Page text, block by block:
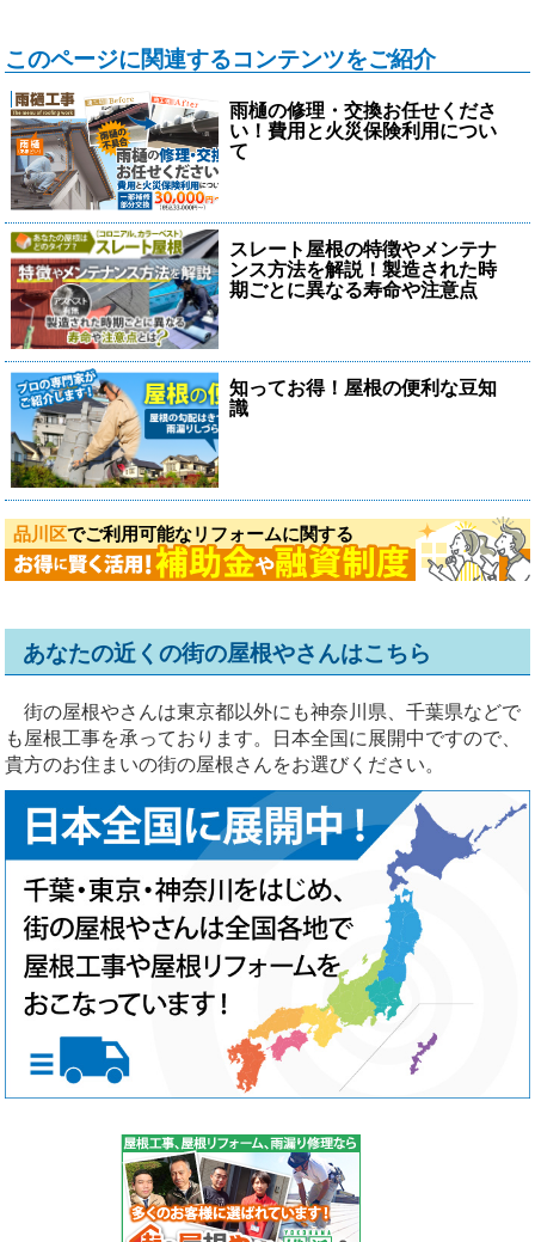
このページに関連するコンテンツをご紹介
雨樋の修理・交換お任せくださ
い！費用と火災保険利用につい
て
スレート屋根の特徴やメンテナ
ンス方法を解説！製造された時
期ごとに異なる寿命や注意点
知ってお得！屋根の便利な豆知
識
品川区でご利用可能なリフォームに関する
あなたの近くの街の屋根やさんはこちら
街の屋根やさんは東京都以外にも神奈川県、千葉県などで
も屋根工事を承っております。日本全国に展開中ですので、
貴方のお住まいの街の屋根さんをお選びください。